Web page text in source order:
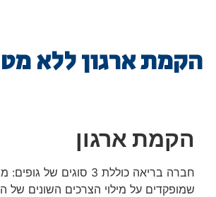
הקמת ארגון ללא
הקמת ארגון
חברה בריאה כוללת 3 סוגים של
שמופקדים על מילוי הצרכים השונים של